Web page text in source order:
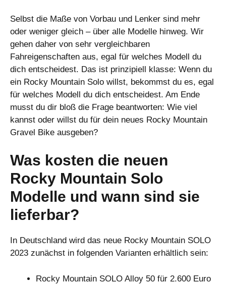
Selbst die Maße von Vorbau und Lenker sind mehr
oder weniger gleich – über alle Modelle hinweg. Wir
gehen daher von sehr vergleichbaren
Fahreigenschaften aus, egal für welches Modell du
dich entscheidest. Das ist prinzipiell klasse: Wenn du
ein Rocky Mountain Solo willst, bekommst du es, egal
für welches Modell du dich entscheidest. Am Ende
musst du dir bloß die Frage beantworten: Wie viel
kannst oder willst du für dein neues Rocky Mountain
Gravel Bike ausgeben?
Was kosten die neuen
Rocky Mountain Solo
Modelle und wann sind sie
lieferbar?
In Deutschland wird das neue Rocky Mountain SOLO
2023 zunächst in folgenden Varianten erhältlich sein:
Rocky Mountain SOLO Alloy 50 für 2.600 Euro